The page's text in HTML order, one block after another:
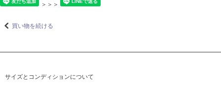
＞＞＞
買い物を続ける
サイズとコンディションについて